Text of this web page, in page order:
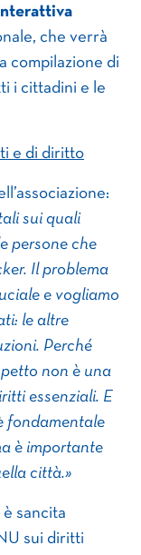
che verrà
compilazione di
i cittadini e le
e di diritto
sui quali
persone che
Il problema
e vogliamo
le altre
Perché
non è una
essenziali. E
fondamentale
è importante
città.»
è sancita
sui diritti